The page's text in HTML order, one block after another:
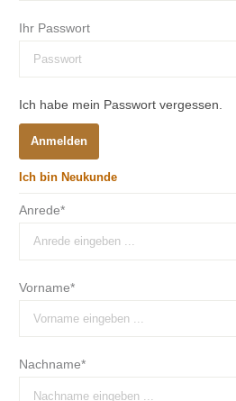
Ihr Passwort
Ich habe mein Passwort vergessen.
Anmelden
Ich bin Neukunde
Anrede*
Vorname*
Nachname*